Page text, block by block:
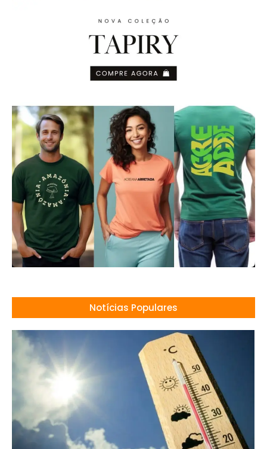
Notícias Populares